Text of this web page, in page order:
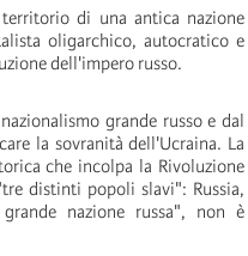
di una antica nazione
oligarchico, autocratico e
dell'impero russo.
grande russo e dal
la sovranità dell'Ucraina. La
che incolpa la Rivoluzione
distinti popoli slavi": Russia,
nazione russa", non è